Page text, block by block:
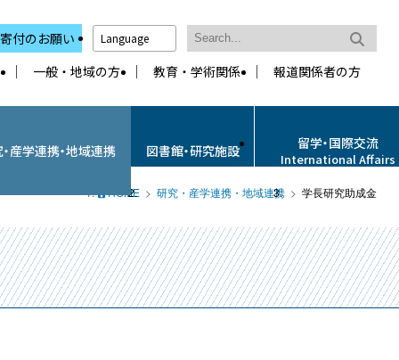
付のお願い Language
一般・地域の方 教育・学術関係 報道関係者の方
産学連携・地域連携 図書館・研究施設 留学・国際交流
International Affairs
HOME 研究・産学連携・地域連携 学長研究助成金